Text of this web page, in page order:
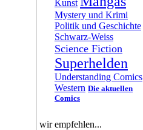
Kunst
Mystery und Krimi
Politik und Geschichte
Schwarz-Weiss
Science Fiction
Superhelden
Understanding Comics
Western Die aktuellen
Comics
wir empfehlen...